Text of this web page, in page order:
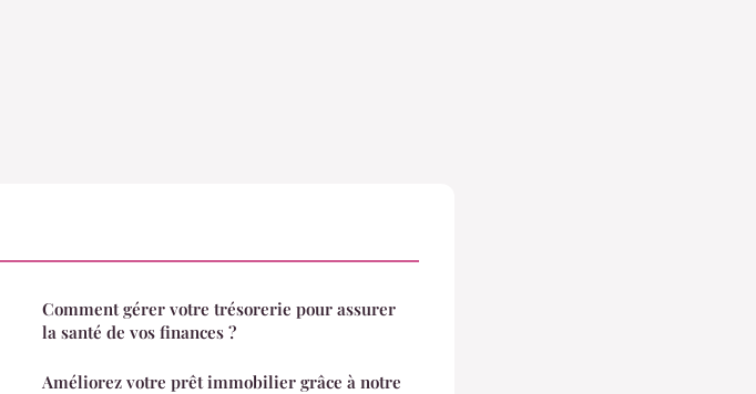
Comment gérer votre trésorerie pour assurer
la santé de vos finances ?
Améliorez votre prêt immobilier grâce à notre